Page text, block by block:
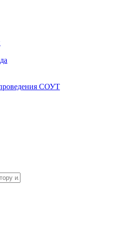
СОУТ